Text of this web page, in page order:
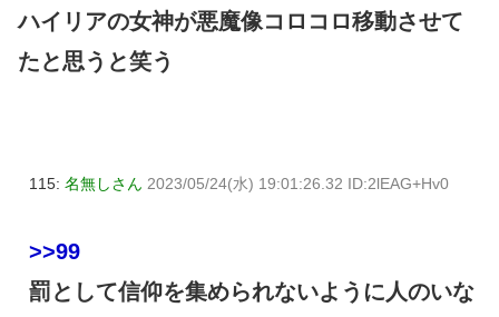
ハイリアの女神が悪魔像コロコロ移動させて
たと思うと笑う
115: 名無しさん 2023/05/24(水) 19:01:26.32 ID:2lEAG+Hv0
>>99
罰として信仰を集められないように人のいな